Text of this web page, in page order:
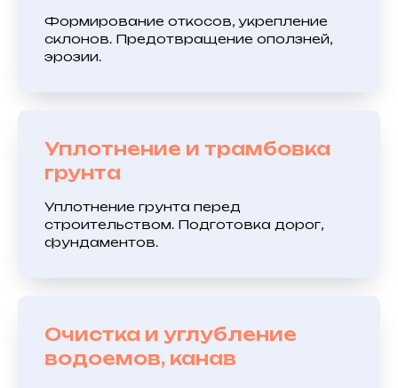
Формирование откосов, укрепление
склонов. Предотвращение оползней,
эрозии.
Уплотнение и трамбовка
грунта
Уплотнение грунта перед
строительством. Подготовка дорог,
фундаментов.
Очистка и углубление
водоемов, канав